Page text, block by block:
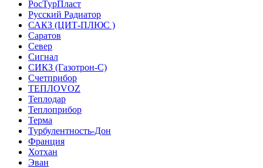
РосТурПласт
Русский Радиатор
САКЗ (ЦИТ-ПЛЮС )
Саратов
Север
Сигнал
СИКЗ (Газотрон-С)
Счетприбор
ТЕПЛОVOZ
Теплодар
Теплоприбор
Терма
Турбулентность-Дон
Франция
Хотхан
Эван